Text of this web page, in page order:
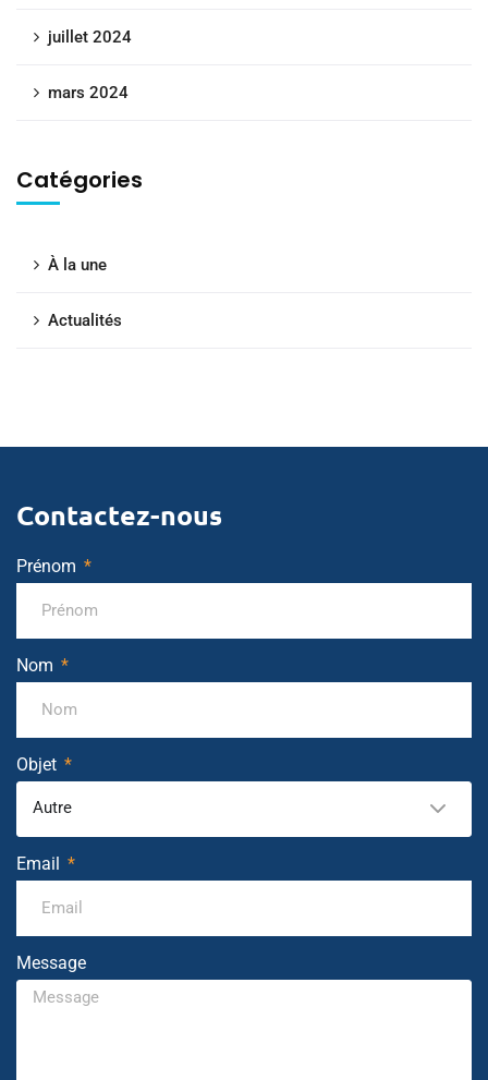
juillet 2024
mars 2024
Catégories
À la une
Actualités
Contactez-nous
Prénom
Nom
Objet
Autre
Email
Message